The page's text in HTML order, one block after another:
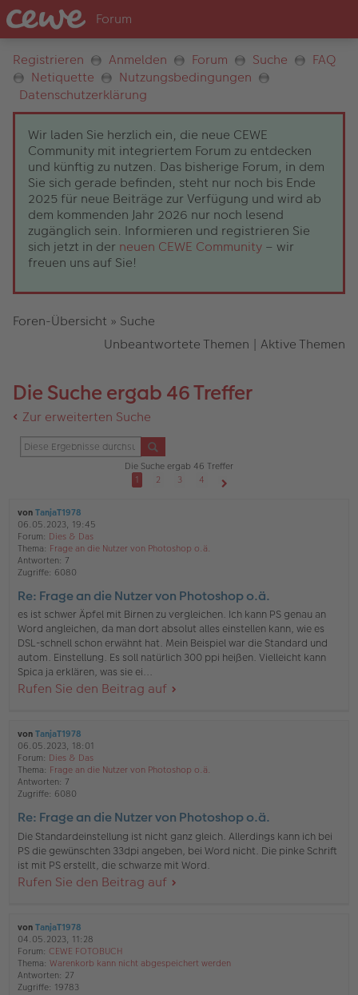
Registrieren Anmelden Forum Suche
FAQ
Netiquette
Nutzungsbedingungen
Datenschutzerklärung
Wir laden Sie herzlich ein, die neue CEWE
Community mit integriertem Forum zu entdecken
und künftig zu nutzen. Das bisherige Forum, in dem
Sie sich gerade befinden, steht nur noch bis Ende
2025 für neue Beiträge zur Verfügung und wird ab
dem kommenden Jahr 2026 nur noch lesend
zugänglich sein. Informieren und registrieren Sie
sich jetzt in der neuen CEWE Community – wir
freuen uns auf Sie!
Foren-Übersicht » Suche
Unbeantwortete Themen | Aktive Themen
Die Suche ergab 46 Treffer
Zur erweiterten Suche
Die Suche ergab 46 Treffer
1
2 3
4
von TanjaT1978
06.05.2023, 19:45
Forum: Dies & Das
Thema: Frage an die Nutzer von Photoshop o.ä.
Antworten: 7
Zugriffe: 6080
Re: Frage an die Nutzer von Photoshop o.ä.
es ist schwer Äpfel mit Birnen zu vergleichen. Ich kann PS genau an
Word angleichen, da man dort absolut alles einstellen kann, wie es
DSL-schnell schon erwähnt hat. Mein Beispiel war die Standard und
autom. Einstellung. Es soll natürlich 300 ppi heißen. Vielleicht kann
Spica ja erklären, was sie ei...
Rufen Sie den Beitrag auf
von TanjaT1978
06.05.2023, 18:01
Forum: Dies & Das
Thema: Frage an die Nutzer von Photoshop o.ä.
Antworten: 7
Zugriffe: 6080
Re: Frage an die Nutzer von Photoshop o.ä.
Die Standardeinstellung ist nicht ganz gleich. Allerdings kann ich bei
PS die gewünschten 33dpi angeben, bei Word nicht. Die pinke Schrift
ist mit PS erstellt, die schwarze mit Word.
Rufen Sie den Beitrag auf
von TanjaT1978
04.05.2023, 11:28
Forum: CEWE FOTOBUCH
Thema: Warenkorb kann nicht abgespeichert werden
Antworten: 27
Zugriffe: 19783